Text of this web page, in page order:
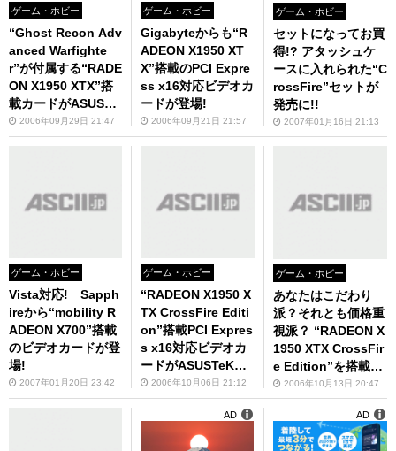
ゲーム・ホビー
“Ghost Recon Adv
anced Warfighte
r”が付属する“RADE
ON X1950 XTX”搭
載カードがASUSTe
Kから
2006年09月29日 21:47
ゲーム・ホビー
Gigabyteからも“R
ADEON X1950 XT
X”搭載のPCI Expre
ss x16対応ビデオカ
ードが登場!
2006年09月21日 21:57
ゲーム・ホビー
セットになってお買
得!? アタッシュケ
ースに入れられた“C
rossFire”セットが
発売に!!
2007年01月16日 21:13
ゲーム・ホビー
Vista対応! Sapph
ireから“mobility R
ADEON X700”搭載
のビデオカードが登
場!
2007年01月20日 23:42
ゲーム・ホビー
“RADEON X1950 X
TX CrossFire Editi
on”搭載PCI Expres
s x16対応ビデオカ
ードがASUSTeKと
玄人志向から
2006年10月06日 21:12
ゲーム・ホビー
あなたはこだわり
派？それとも価格重
視派？ “RADEON X
1950 XTX CrossFir
e Edition”を搭載し
たATI純正リテール
とSapphireバルク
版が同時に発売！
2006年10月13日 20:47
AD AD